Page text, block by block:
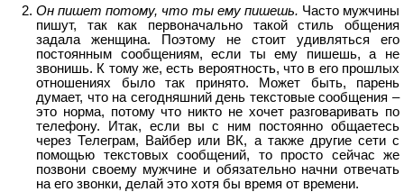
Он пишет потому, что ты ему пишешь. Часто мужчины
пишут, так как первоначально такой стиль общения
задала женщина. Поэтому не стоит удивляться его
постоянным сообщениям, если ты ему пишешь, а не
звонишь. К тому же, есть вероятность, что в его прошлых
отношениях было так принято. Может быть, парень
думает, что на сегодняшний день текстовые сообщения –
это норма, потому что никто не хочет разговаривать по
телефону. Итак, если вы с ним постоянно общаетесь
через Телеграм, Вайбер или ВК, а также другие сети с
помощью текстовых сообщений, то просто сейчас же
позвони своему мужчине и обязательно начни отвечать
на его звонки, делай это хотя бы время от времени.